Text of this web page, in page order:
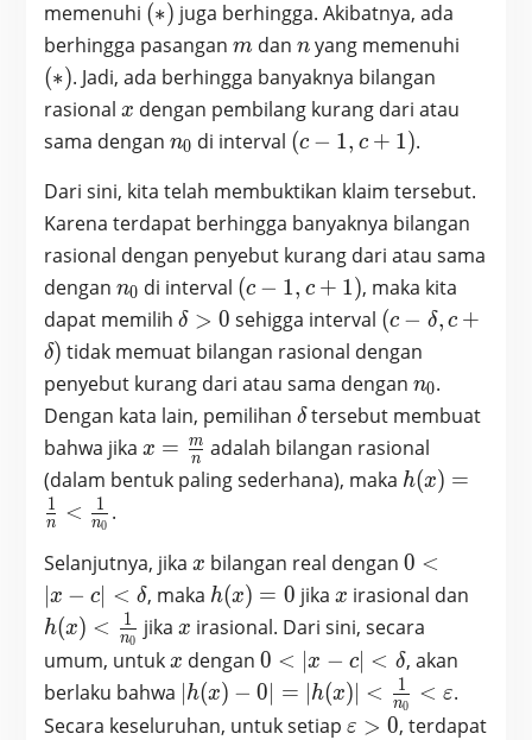
memenuhi (*)
(∗) juga berhingga. Akibatnya, ada
berhingga pasangan m
m dan n
nyang memenuhi
(∗). Jadi, ada berhingga banyaknya bilangan
rasional x
x dengan pembilang kurang dari atau
sama dengan n_0
n0 di interval (c-
(c − 1, c + 1).
Dari sini, kita telah membuktikan klaim tersebut.
Karena terdapat berhingga banyaknya bilangan
rasional dengan penyebut kurang dari atau sama
dengan n_0
n0 di interval (c-
1,c+1)
(c − 1, c + 1), maka kita
dapat memilih \delta>0
δ > 0 sehigga interval (c-
(c − δ, c +
δ) tidak memuat bilangan rasional dengan
penyebut kurang dari atau sama dengan n_0
n0.
Dengan kata lain, pemilihan \delta
δtersebut membuat
bahwa jika x=\frac{m}
{n}
x = n
m adalah bilangan rasional
(dalam bentuk paling sederhana), maka h(x) =
n
1 < n0
1 .
Selanjutnya, jika x
x bilangan real dengan 0<|x-c|
<\delta
0 <
x − c < δ, maka h(x)=0
h(x) = 0 jika x
x irasional dan
h(x) < n0
1 jikax
x irasional. Dari sini, secara
umum, untuk x
x dengan 0<|x-c|
<\delta
0 < ∣x − c < δ, akan
berlaku bahwa |h(x)-0|=|h(x)|
<\frac{1}
h(x) − 0 = h(x) < n0
1 < ε.
Secara keseluruhan, untuk setiap \varepsilon>0
ε > 0, terdapat